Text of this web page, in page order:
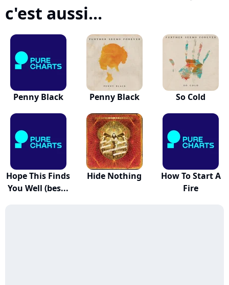
c'est aussi...
Penny Black Penny Black So Cold
Hope This Finds
You Well (bes...
Hide Nothing
How To Start A
Fire